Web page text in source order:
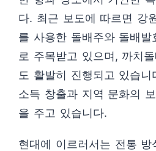
다. 최근 보도에 따르면 강
를 사용한 돌배주와 돌배발
로 주목받고 있으며, 까치
도 활발히 진행되고 있습
소득 창출과 지역 문화의
을 주고 있습니다.
현대에 이르러서는 전통